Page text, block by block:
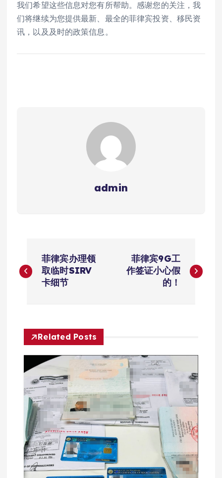
我们希望这些信息对您有所帮助。感谢您的关注，我
们将继续为您提供最新、最全的菲律宾投资、移民资
讯，以及及时的政策信息。
admin
章
航
菲律宾办理领
取临时SIRV
卡细节
菲律宾9G工
作签证小心假
的！
Related Posts